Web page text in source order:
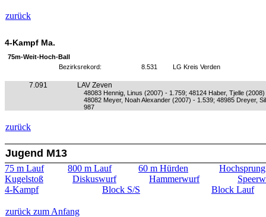
zurück
4-Kampf Ma.
75m-Weit-Hoch-Ball
Bezirksrekord:
8.531 LG Kreis Verden
7.091 LAV Zeven
48083 Hennig, Linus (2007) - 1.759; 48124 Haber, Tjelle
48082 Meyer, Noah Alexander (2007) - 1.539; 48985 Dreyer,
987
zurück
Jugend M13
75 m Lauf 800 m Lauf 60 m Hürden
Hochsprung
Kugelstoß
Diskuswurf Hammerwurf
4-Kampf
Block S/S Block Lauf
zurück zum Anfang